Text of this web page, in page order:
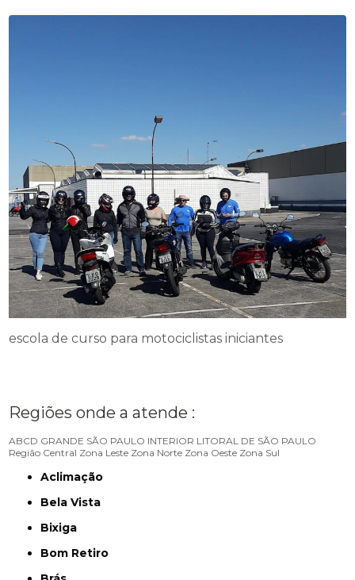
escola de curso para motociclistas iniciantes
Regiões onde a atende :
ABCD GRANDE SÃO PAULO INTERIOR LITORAL DE SÃO PAULO
Região Central Zona Leste Zona Norte Zona Oeste Zona Sul
Aclimação
Bela Vista
Bixiga
Bom Retiro